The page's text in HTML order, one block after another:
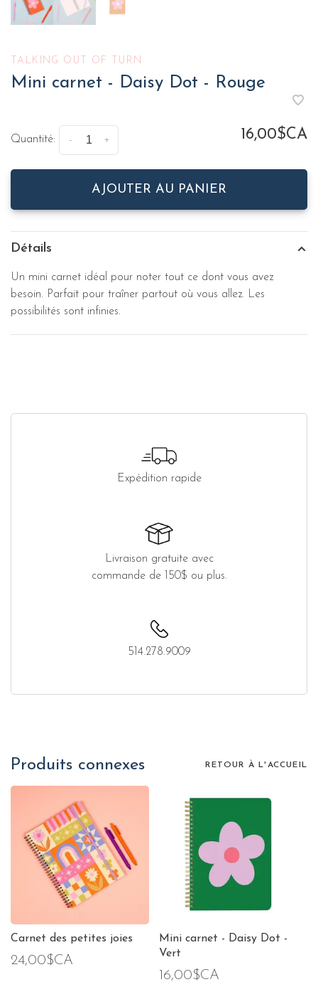
TALKING OUT OF TURN
Mini carnet - Daisy Dot - Rouge
Quantité: +
- 16,00$CA
AJOUTER AU PANIER
Détails
Un mini carnet idéal pour noter tout ce dont vous avez
besoin. Parfait pour traîner partout où vous allez. Les
possibilités sont infinies.
Expédition rapide
Livraison gratuite avec
commande de 150$ ou plus.
514.278.9009
Produits connexes RETOUR À L'ACCUEIL
Carnet des petites joies
24,00$CA
Mini carnet - Daisy Dot -
Vert
16,00$CA